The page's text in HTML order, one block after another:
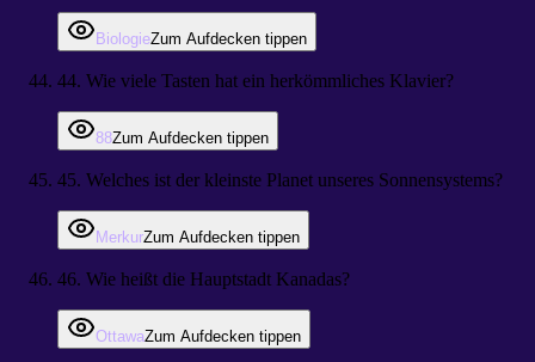
BiologieZum Aufdecken tippen
44. Wie viele Tasten hat ein herkömmliches Klavier?
88Zum Aufdecken tippen
45. Welches ist der kleinste Planet unseres Sonnensystems?
MerkurZum Aufdecken tippen
46. Wie heißt die Hauptstadt Kanadas?
OttawaZum Aufdecken tippen